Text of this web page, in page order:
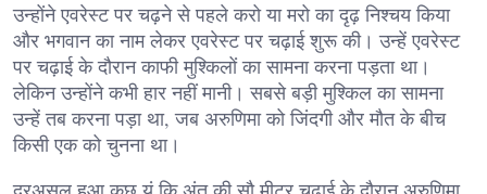
उन्होंने एवरेस्ट पर चढ़ने से पहले करो या मरो का दृढ़ निश्चय किया
और भगवान का नाम लेकर एवरेस्ट पर चढ़ाई शुरू की। उन्हें एवरेस्ट
पर चढ़ाई के दौरान काफी मुश्किलों का सामना करना पड़ता था।
लेकिन उन्होंने कभी हार नहीं मानी। सबसे बड़ी मुश्किल का सामना
उन्हें तब करना पड़ा था, जब अरुणिमा को जिंदगी और मौत के बीच
किसी एक को चुनना था।